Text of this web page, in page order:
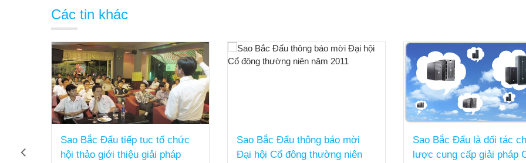
Các tin khác
Sao Bắc Đẩu thông báo mời
Đại hội Cổ đông thường niên
Sao Bắc Đẩu là đối tác chiến
lược cung cấp giải pháp Cisco
Sao Bắc Đẩu cùng Cisco
chức buổi hội thảo về giải